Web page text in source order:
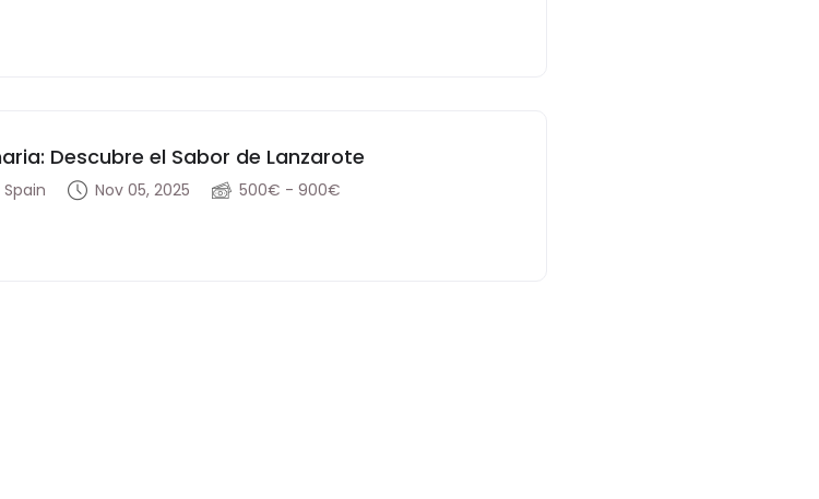
Descubre el Sabor de Lanzarote
Nov 05, 2025 500€ - 900€